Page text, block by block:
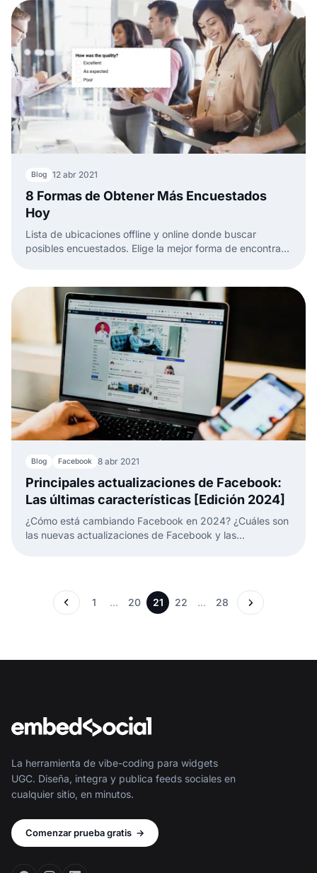
Blog 12 abr 2021
8 Formas de Obtener Más Encuestados
Hoy
Lista de ubicaciones offline y online donde buscar
posibles encuestados. Elige la mejor forma de encontrar
Blog Facebook 8 abr 2021
Principales actualizaciones de Facebook:
Las últimas características [Edición 2024]
¿Cómo está cambiando Facebook en 2024? ¿Cuáles son
las nuevas actualizaciones de Facebook y las
1 … 20 21 22 … 28
La herramienta de vibe-coding para widgets
UGC. Diseña, integra y publica feeds sociales en
cualquier sitio, en minutos.
Comenzar prueba gratis →